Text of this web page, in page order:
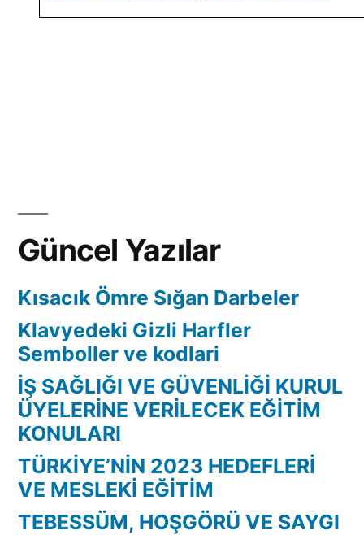
Güncel Yazılar
Kısacık Ömre Sığan Darbeler
Klavyedeki Gizli Harfler
Semboller ve kodlari
İŞ SAĞLIĞI VE GÜVENLİĞİ KURUL
ÜYELERİNE VERİLECEK EĞİTİM
KONULARI
TÜRKİYE’NİN 2023 HEDEFLERİ
VE MESLEKİ EĞİTİM
TEBESSÜM, HOŞGÖRÜ VE SAYGI